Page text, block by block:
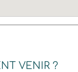
VENIR ?